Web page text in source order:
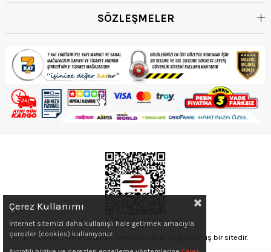
SÖZLEŞMELER
Elektronik Ticaret Bilgi Sistemin'de kaydı doğrulanmış bir sitedir.
Çerez Kullanımı
İnternet sitemizi daha kullanışlı hale getirmek amacıyla
çerezler (cookies) kullanıyoruz.